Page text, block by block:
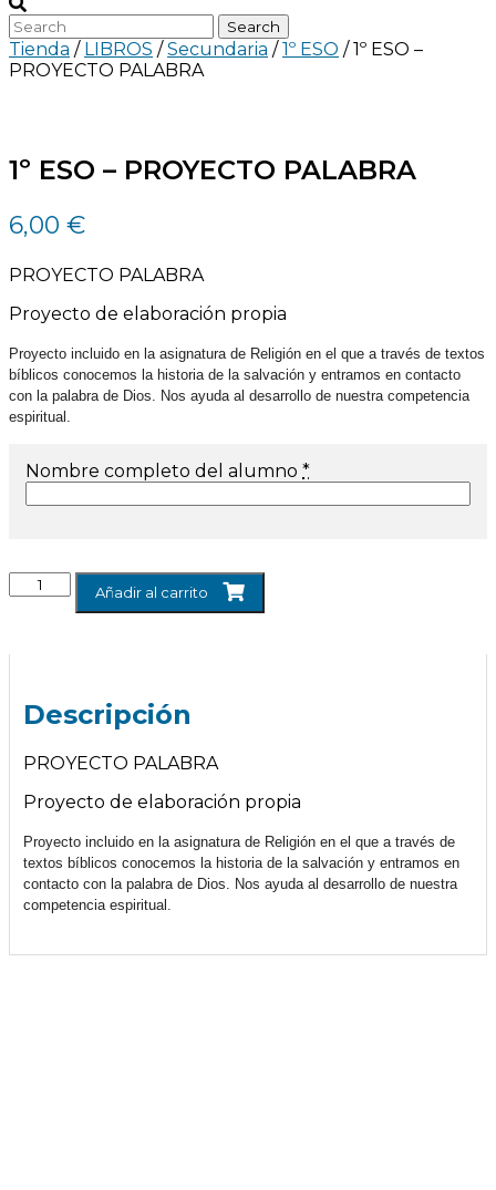
Tienda / LIBROS /Secundaria /1º ESO / 1º ESO –
PROYECTO PALABRA
1º ESO – PROYECTO PALABRA
6,00 €
PROYECTO PALABRA
Proyecto de elaboración propia
Proyecto incluido en la asignatura de Religión en el que a través de textos
bíblicos conocemos la historia de la salvación y entramos en contacto
con la palabra de Dios. Nos ayuda al desarrollo de nuestra competencia
espiritual.
Nombre completo del alumno *
Añadir al carrito
Descripción
PROYECTO PALABRA
Proyecto de elaboración propia
Proyecto incluido en la asignatura de Religión en el que a través de
textos bíblicos conocemos la historia de la salvación y entramos en
contacto con la palabra de Dios. Nos ayuda al desarrollo de nuestra
competencia espiritual.